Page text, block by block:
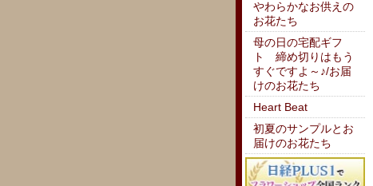
やわらかなお供えの
お花たち
母の日の宅配ギフ
ト 締め切りはもう
すぐですよ～♪/お届
けのお花たち
Heart Beat
初夏のサンプルとお
届けのお花たち